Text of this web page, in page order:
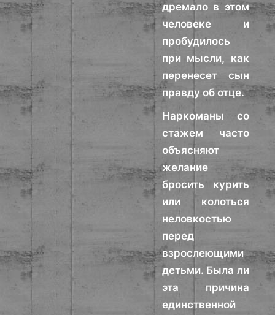
дремало в этом
человеке и
пробудилось
при мысли, как
перенесет сын
правду об отце.
Наркоманы со
стажем часто
объясняют
желание
бросить курить
или колоться
неловкостью
перед
взрослеющими
детьми. Была ли
эта причина
единственной